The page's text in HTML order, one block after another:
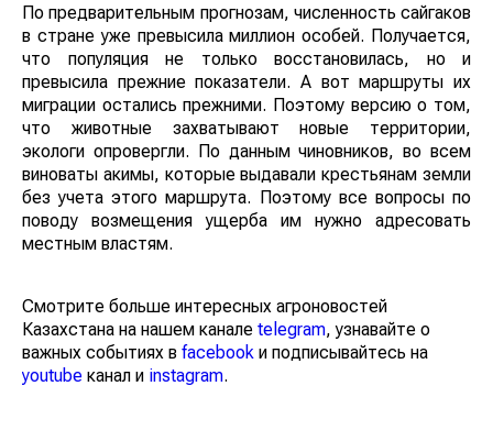
По предварительным прогнозам, численность сайгаков
в стране уже превысила миллион особей. Получается,
что популяция не только восстановилась, но и
превысила прежние показатели. А вот маршруты их
миграции остались прежними. Поэтому версию о том,
что животные захватывают новые территории,
экологи опровергли. По данным чиновников, во всем
виноваты акимы, которые выдавали крестьянам земли
без учета этого маршрута. Поэтому все вопросы по
поводу возмещения ущерба им нужно адресовать
местным властям.
Смотрите больше интересных агроновостей
Казахстана на нашем канале telegram, узнавайте о
важных событиях в facebook и подписывайтесь на
youtube канал и instagram.